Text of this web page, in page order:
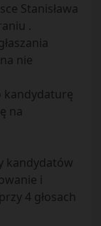
Stanisława
.
nie
kandydaturę
na
kandydatów
i
4 głosach